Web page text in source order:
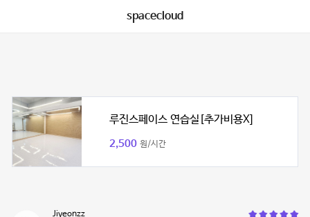
spacecloud
루진스페이스 연습실[추가비용X]
2,500 원/시간
Jiyeonzz